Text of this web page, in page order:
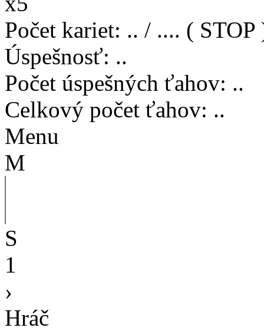
Počet kariet: .. / .... ( STOP
Úspešnosť: ..
Počet úspešných ťahov: ..
Celkový počet ťahov: ..
Menu
M
S
1
›
Hráč